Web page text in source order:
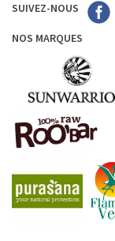
SUIVEZ-NOUS
NOS MARQUES